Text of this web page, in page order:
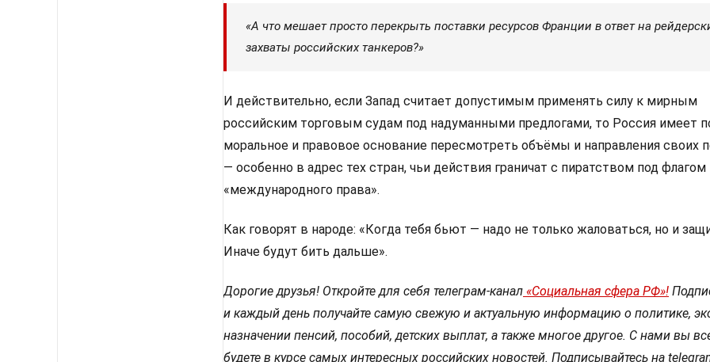
«А что мешает просто перекрыть поставки ресурсов Франции в ответ на
захваты российских танкеров?»
И действительно, если Запад считает допустимым применять силу к мирным
российским торговым судам под надуманными предлогами, то Россия имеет
моральное и правовое основание пересмотреть объёмы и направления своих
— особенно в адрес тех стран, чьи действия граничат с пиратством под флагом
«международного права».
Как говорят в народе: «Когда тебя бьют — надо не только жаловаться, но и
Иначе будут бить дальше».
Дорогие друзья! Откройте для себя телеграм-канал «Социальная сфера РФ»!
и каждый день получайте самую свежую и актуальную информацию о политике,
назначении пенсий, пособий, детских выплат, а также многое другое. С нами вы
будете в курсе самых интересных российских новостей. Подписывайтесь на